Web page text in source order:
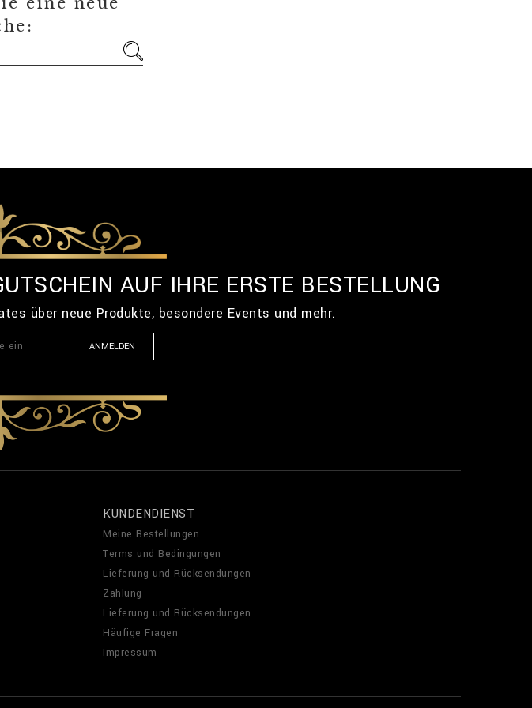
AUF IHRE ERSTE BESTELLUNG
über neue Produkte, besondere Events und mehr.
ANMELDEN
KUNDENDIENST
Meine Bestellungen
Terms und Bedingungen
Lieferung und Rücksendungen
Zahlung
Lieferung und Rücksendungen
Häufige Fragen
Impressum